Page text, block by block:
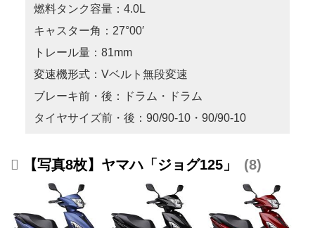
燃料タンク容量：4.0L
キャスター角：27°00′
トレール量：81mm
変速機形式：Vベルト無段変速
ブレーキ前・後：ドラム・ドラム
タイヤサイズ前・後：90/90-10・90/90-10
【写真8枚】ヤマハ「ジョグ125」 8